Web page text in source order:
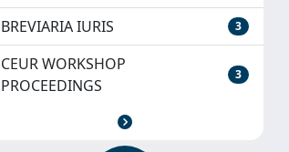
BREVIARIA IURIS 3
CEUR WORKSHOP
PROCEEDINGS
3